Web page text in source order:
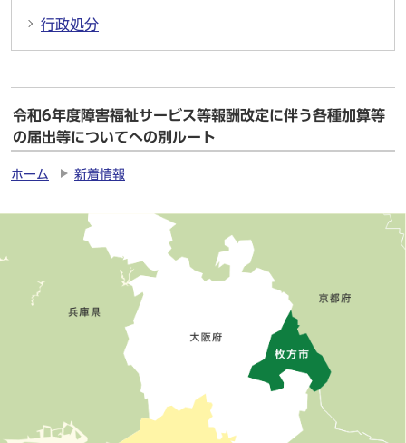
行政処分
令和6年度障害福祉サービス等報酬改定に伴う各種加算等
の届出等についてへの別ルート
ホーム 新着情報